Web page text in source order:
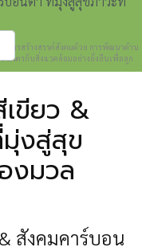
นการสร้างสรรค์สังคมด้วย การพัฒนาด้าน
นมิตรกับสิ่งแวดล้อมอย่างยั่งยืนเพื่อลูก
results.
ขียว &
งสู่สุข
งมวล
สังคมคาร์บอน